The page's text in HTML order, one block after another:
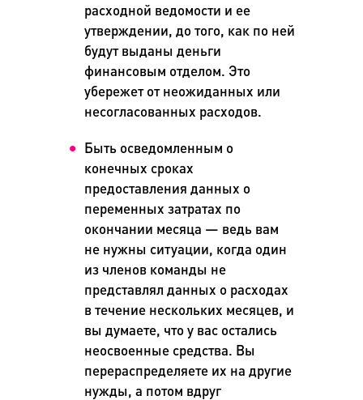
расходной ведомости и ее
утверждении, до того, как по ней
будут выданы деньги
финансовым отделом. Это
убережет от неожиданных или
несогласованных расходов.
Быть осведомленным о
конечных сроках
предоставления данных о
переменных затратах по
окончании месяца — ведь вам
не нужны ситуации, когда один
из членов команды не
представлял данных о расходах
в течение нескольких месяцев, и
вы думаете, что у вас остались
неосвоенные средства. Вы
перераспределяете их на другие
нужды, а потом вдруг